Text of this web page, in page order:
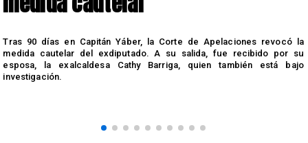
Tras 90 días en Capitán Yáber, la Corte de Apelaciones revocó la
medida cautelar del exdiputado. A su salida, fue recibido por su
esposa, la exalcaldesa Cathy Barriga, quien también está bajo
investigación.